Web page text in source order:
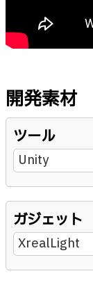
開発素材
ツール
Unity
ガジェット
XrealLight